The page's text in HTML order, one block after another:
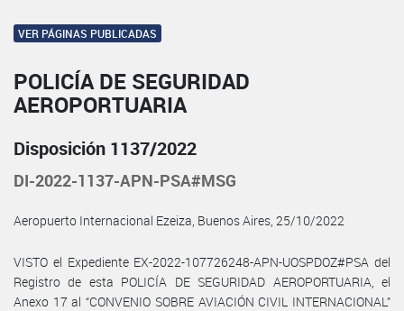
VER PÁGINAS PUBLICADAS
POLICÍA DE SEGURIDAD
AEROPORTUARIA
Disposición 1137/2022
DI-2022-1137-APN-PSA#MSG
Aeropuerto Internacional Ezeiza, Buenos Aires, 25/10/2022
VISTO el Expediente EX-2022-107726248-APN-UOSPDOZ#PSA del
Registro de esta POLICÍA DE SEGURIDAD AEROPORTUARIA, el
Anexo 17 al “CONVENIO SOBRE AVIACIÓN CIVIL INTERNACIONAL”